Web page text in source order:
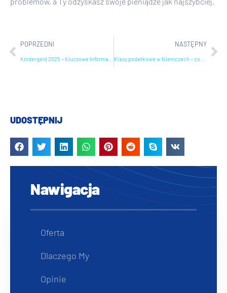
POPRZEDNI NASTĘPNY
UDOSTĘPNIJ
Nawigacja
Oferta
Dlaczego My
Opinie